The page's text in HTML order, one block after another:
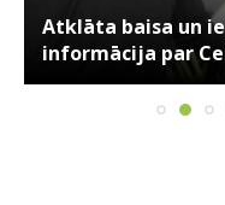
Atklāta baisa un
informācija par